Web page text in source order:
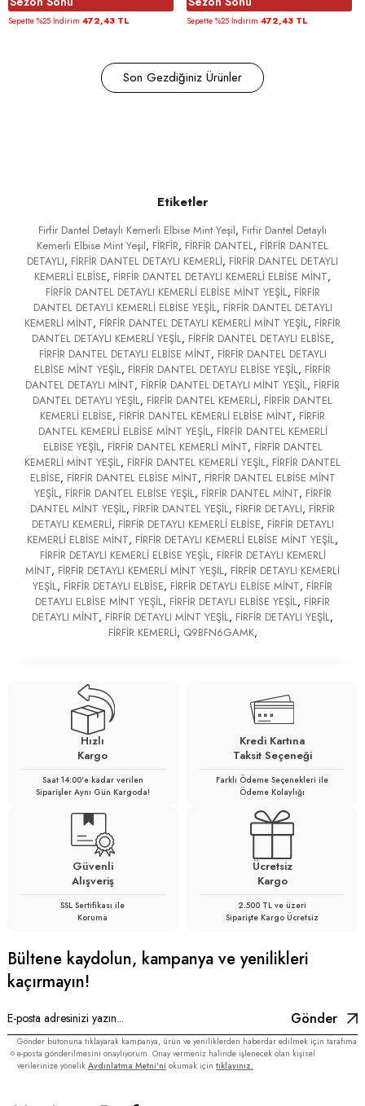
Sepette %25 İndirim 472,43 TL Sepette %25 İndirim 472,43 TL
Son Gezdiğiniz Ürünler
Etiketler
Firfir Dantel Detaylı Kemerli Elbise Mint Yeşil, Firfir Dantel Detaylı
Kemerli Elbise Mint Yeşil, FİRFİR, FİRFİR DANTEL, FİRFİR DANTEL
DETAYLI, FİRFİR DANTEL DETAYLI KEMERLİ, FİRFİR DANTEL DETAYLI
KEMERLİ ELBİSE, FİRFİR DANTEL DETAYLI KEMERLİ ELBİSE MİNT,
FİRFİR DANTEL DETAYLI KEMERLİ ELBİSE MİNT YEŞİL, FİRFİR
DANTEL DETAYLI KEMERLİ ELBİSE YEŞİL, FİRFİR DANTEL DETAYLI
KEMERLİ MİNT, FİRFİR DANTEL DETAYLI KEMERLİ MİNT YEŞİL, FİRFİR
DANTEL DETAYLI KEMERLİ YEŞİL, FİRFİR DANTEL DETAYLI ELBİSE,
FİRFİR DANTEL DETAYLI ELBİSE MİNT, FİRFİR DANTEL DETAYLI
ELBİSE MİNT YEŞİL, FİRFİR DANTEL DETAYLI ELBİSE YEŞİL, FİRFİR
DANTEL DETAYLI MİNT, FİRFİR DANTEL DETAYLI MİNT YEŞİL, FİRFİR
DANTEL DETAYLI YEŞİL, FİRFİR DANTEL KEMERLİ, FİRFİR DANTEL
KEMERLİ ELBİSE, FİRFİR DANTEL KEMERLİ ELBİSE MİNT, FİRFİR
DANTEL KEMERLİ ELBİSE MİNT YEŞİL, FİRFİR DANTEL KEMERLİ
ELBİSE YEŞİL, FİRFİR DANTEL KEMERLİ MİNT, FİRFİR DANTEL
KEMERLİ MİNT YEŞİL, FİRFİR DANTEL KEMERLİ YEŞİL, FİRFİR DANTEL
ELBİSE, FİRFİR DANTEL ELBİSE MİNT, FİRFİR DANTEL ELBİSE MİNT
YEŞİL, FİRFİR DANTEL ELBİSE YEŞİL, FİRFİR DANTEL MİNT, FİRFİR
DANTEL MİNT YEŞİL, FİRFİR DANTEL YEŞİL, FİRFİR DETAYLI, FİRFİR
DETAYLI KEMERLİ, FİRFİR DETAYLI KEMERLİ ELBİSE, FİRFİR DETAYLI
KEMERLİ ELBİSE MİNT, FİRFİR DETAYLI KEMERLİ ELBİSE MİNT YEŞİL,
FİRFİR DETAYLI KEMERLİ ELBİSE YEŞİL, FİRFİR DETAYLI KEMERLİ
MİNT, FİRFİR DETAYLI KEMERLİ MİNT YEŞİL, FİRFİR DETAYLI KEMERLİ
YEŞİL, FİRFİR DETAYLI ELBİSE, FİRFİR DETAYLI ELBİSE MİNT, FİRFİR
DETAYLI ELBİSE MİNT YEŞİL, FİRFİR DETAYLI ELBİSE YEŞİL, FİRFİR
DETAYLI MİNT, FİRFİR DETAYLI MİNT YEŞİL, FİRFİR DETAYLI YEŞİL,
FİRFİR KEMERLİ, Q9BFN6GAMK,
Hızlı
Kargo
Saat 14:00'e kadar verilen
Siparişler Aynı Gün Kargoda!
Kredi Kartına
Taksit Seçeneği
Farklı Ödeme Seçenekleri ile
Ödeme Kolaylığı
Güvenli
Alışveriş
SSL Sertifikası ile
Koruma
Ücretsiz
Kargo
2.500 TL ve üzeri
Siparişte Kargo Ücretsiz
Bültene kaydolun, kampanya ve yenilikleri
kaçırmayın!
Gönder
Gönder butonuna tıklayarak kampanya, ürün ve yeniliklerden haberdar edilmek için tarafıma
e-posta gönderilmesini onaylıyorum. Onay vermeniz halinde işlenecek olan kişisel
verilerinize yönelik Aydınlatma Metni’ni okumak için tıklayınız.